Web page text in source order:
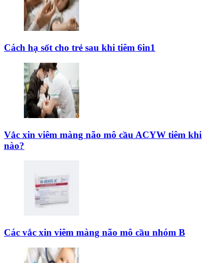
Cách hạ sốt cho trẻ sau khi tiêm 6in1
Vắc xin viêm màng não mô cầu ACYW tiêm khi
nào?
Các vắc xin viêm màng não mô cầu nhóm B